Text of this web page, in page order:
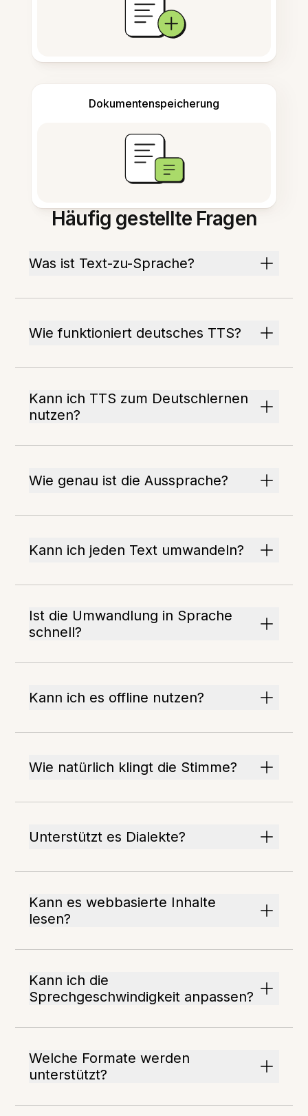
Dokumentenspeicherung
Häufig gestellte Fragen
Was ist Text-zu-Sprache?
Wie funktioniert deutsches TTS?
Kann ich TTS zum Deutschlernen
nutzen?
Wie genau ist die Aussprache?
Kann ich jeden Text umwandeln?
Ist die Umwandlung in Sprache
schnell?
Kann ich es offline nutzen?
Wie natürlich klingt die Stimme?
Unterstützt es Dialekte?
Kann es webbasierte Inhalte
lesen?
Kann ich die
Sprechgeschwindigkeit anpassen?
Welche Formate werden
unterstützt?